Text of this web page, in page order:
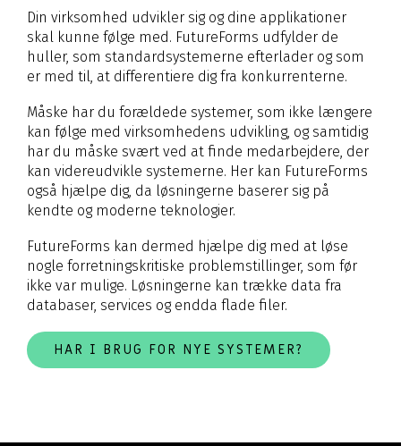
Din virksomhed udvikler sig og dine applikationer
skal kunne følge med. FutureForms udfylder de
huller, som standardsystemerne efterlader og som
er med til, at differentiere dig fra konkurrenterne.
Måske har du forældede systemer, som ikke længere
kan følge med virksomhedens udvikling, og samtidig
har du måske svært ved at finde medarbejdere, der
kan videreudvikle systemerne. Her kan FutureForms
også hjælpe dig, da løsningerne baserer sig på
kendte og moderne teknologier.
FutureForms kan dermed hjælpe dig med at løse
nogle forretningskritiske problemstillinger, som før
ikke var mulige. Løsningerne kan trække data fra
databaser, services og endda flade filer.
HAR I BRUG FOR NYE SYSTEMER?